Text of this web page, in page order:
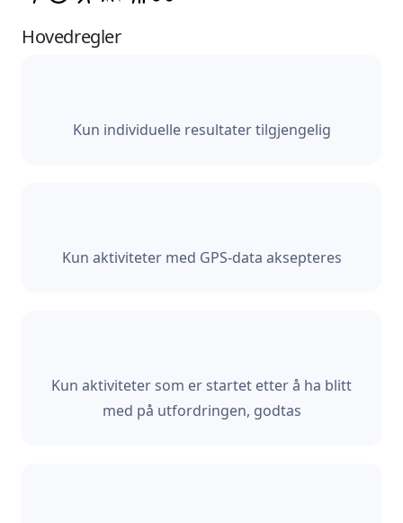
Hovedregler
Kun individuelle resultater tilgjengelig
Kun aktiviteter med GPS-data aksepteres
Kun aktiviteter som er startet etter å ha blitt
med på utfordringen, godtas